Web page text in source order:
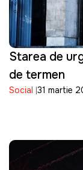
Starea de
de termen
Social 31 martie